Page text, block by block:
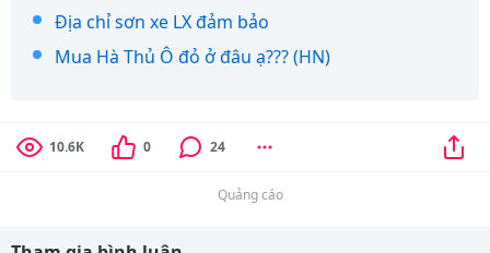
Địa chỉ sơn xe LX đảm bảo
Mua Hà Thủ Ô đỏ ở đâu ạ??? (HN)
10.6K 0 24
Quảng cáo